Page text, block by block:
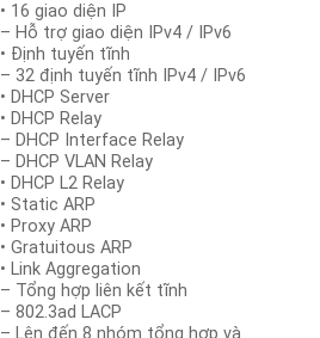
• 16 giao diện IP
– Hỗ trợ giao diện IPv4 / IPv6
• Định tuyến tĩnh
– 32 định tuyến tĩnh IPv4 / IPv6
• DHCP Server
• DHCP Relay
– DHCP Interface Relay
– DHCP VLAN Relay
• DHCP L2 Relay
• Static ARP
• Proxy ARP
• Gratuitous ARP
• Link Aggregation
– Tổng hợp liên kết tĩnh
– 802.3ad LACP